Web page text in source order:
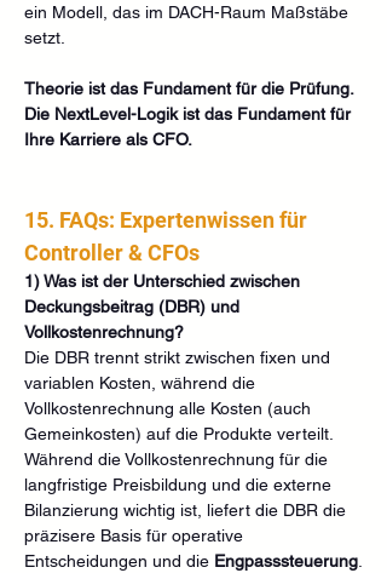
ein Modell, das im DACH-Raum Maßstäbe
setzt.
Theorie ist das Fundament für die Prüfung.
Die NextLevel-Logik ist das Fundament für
Ihre Karriere als CFO.
15. FAQs: Expertenwissen für
Controller & CFOs
1) Was ist der Unterschied zwischen
Deckungsbeitrag (DBR) und
Vollkostenrechnung?
Die DBR trennt strikt zwischen fixen und
variablen Kosten, während die
Vollkostenrechnung alle Kosten (auch
Gemeinkosten) auf die Produkte verteilt.
Während die Vollkostenrechnung für die
langfristige Preisbildung und die externe
Bilanzierung wichtig ist, liefert die DBR die
präzisere Basis für operative
Entscheidungen und die Engpasssteuerung